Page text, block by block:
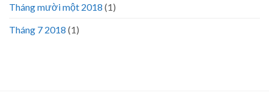
Tháng mười một 2018 (1)
Tháng 7 2018 (1)